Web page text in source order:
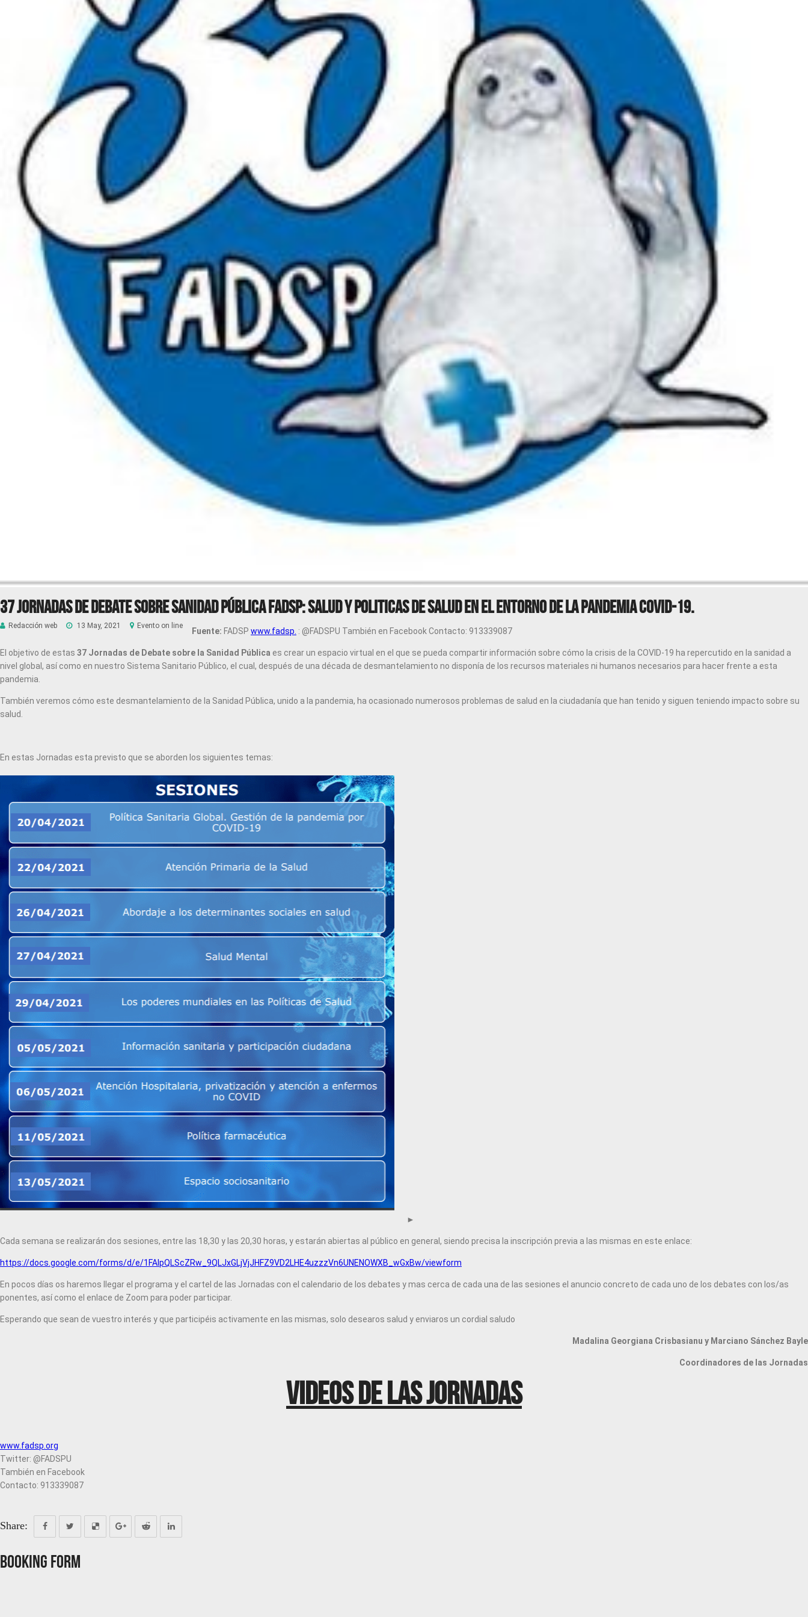
37 JORNADAS DE DEBATE SOBRE SANIDAD PÚBLICA FADSP: SALUD Y POLITICAS DE SALUD EN EL ENTORNO DE LA PANDEMIA COVID-19.
Redacción web 13 May, 2021 Evento on line
Fuente: FADSP www.fadsp. : @FADSPU También en Facebook Contacto: 913339087
El objetivo de estas 37 Jornadas de Debate sobre la Sanidad Pública es crear un espacio virtual en el que se pueda compartir información sobre cómo la crisis de la COVID-19 ha repercutido en la sanidad a
nivel global, así como en nuestro Sistema Sanitario Público, el cual, después de una década de desmantelamiento no disponía de los recursos materiales ni humanos necesarios para hacer frente a esta
pandemia.
También veremos cómo este desmantelamiento de la Sanidad Pública, unido a la pandemia, ha ocasionado numerosos problemas de salud en la ciudadanía que han tenido y siguen teniendo impacto sobre su
salud.
En estas Jornadas esta previsto que se aborden los siguientes temas:
►
Cada semana se realizarán dos sesiones, entre las 18,30 y las 20,30 horas, y estarán abiertas al público en general, siendo precisa la inscripción previa a las mismas en este enlace:
https://docs.google.com/forms/d/e/1FAIpQLScZRw_9QLJxGLjVjJHFZ9VD2LHE4uzzzVn6UNENOWXB_wGxBw/viewform
En pocos días os haremos llegar el programa y el cartel de las Jornadas con el calendario de los debates y mas cerca de cada una de las sesiones el anuncio concreto de cada uno de los debates con los/as
ponentes, así como el enlace de Zoom para poder participar.
Esperando que sean de vuestro interés y que participéis activamente en las mismas, solo desearos salud y enviaros un cordial saludo
Madalina Georgiana Crisbasianu y Marciano Sánchez Bayle
Coordinadores de las Jornadas
VIDEOS DE LAS JORNADAS
www.fadsp.org
Twitter: @FADSPU
También en Facebook
Contacto: 913339087
Share:
Booking Form